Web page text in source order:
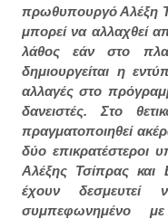
πρωθυπουργό Αλέξη
μπορεί να αλλαχθεί
λάθος εάν στο
δημιουργείται η
αλλαγές στο
δανειστές. Στο
πραγματοποιηθεί
δύο επικρατέστεροι
Αλέξης Τσίπρας και
έχουν δεσμευτεί
συμπεφωνημένο